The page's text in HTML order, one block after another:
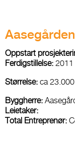
Aasegården
Oppstart
Ferdigstillelse: 2011
Størrelse: ca 23.000
Byggherre:
Leietaker:
Total Entreprenør: